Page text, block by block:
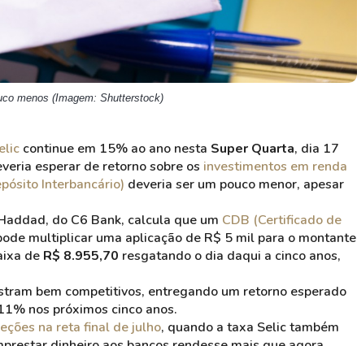
menos (Imagem: Shutterstock)
continue em 15% ao ano nesta Super Quarta, dia 17
esperar de retorno sobre os investimentos em renda
Interbancário) deveria ser um pouco menor, apesar
do C6 Bank, calcula que um CDB (Certificado de
multiplicar uma aplicação de R$ 5 mil para o montante
de R$ 8.955,70 resgatando o dia daqui a cinco anos,
bem competitivos, entregando um retorno esperado
nos próximos cinco anos.
na reta final de julho, quando a taxa Selic também